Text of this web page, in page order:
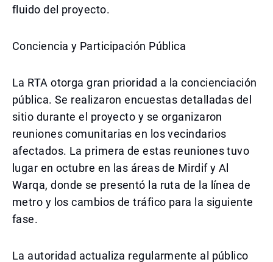
fluido del proyecto.
Conciencia y Participación Pública
La RTA otorga gran prioridad a la concienciación
pública. Se realizaron encuestas detalladas del
sitio durante el proyecto y se organizaron
reuniones comunitarias en los vecindarios
afectados. La primera de estas reuniones tuvo
lugar en octubre en las áreas de Mirdif y Al
Warqa, donde se presentó la ruta de la línea de
metro y los cambios de tráfico para la siguiente
fase.
La autoridad actualiza regularmente al público